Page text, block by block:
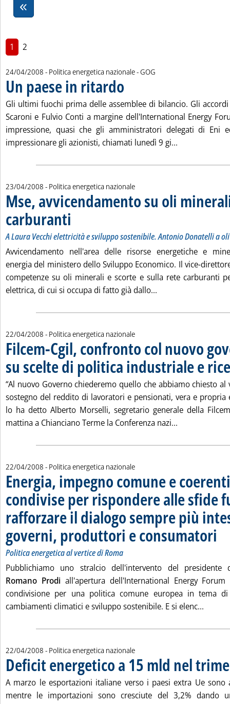
1 2
24/04/2008 - Politica energetica nazionale -di:
GOG
Un paese in ritardo
Gli ultimi fuochi prima delle assemblee di bilancio. Gli
Scaroni e Fulvio Conti a margine dell'International Energy
impressione, quasi che gli amministratori delegati di Eni
impressionare gli azionisti, chiamati lunedì 9 gi...
23/04/2008 - Politica energetica nazionale
Mse, avvicendamento su oli
carburanti
A Laura Vecchi elettricità e sviluppo sostenibile. Antonio Donatelli a
Avvicendamento nell'area delle risorse energetiche e
energia del ministero dello Sviluppo Economico. Il vice-
competenze su oli minerali e scorte e sulla rete carburanti
elettrica, di cui si occupa di fatto già dallo...
22/04/2008 - Politica energetica nazionale
Filcem-Cgil, confronto col nuovo
su scelte di politica industriale e
. Pubblicata martedì 22 aprile 2008 alle 17.11.
“Al nuovo Governo chiederemo quello che abbiamo chiesto al
sostegno del reddito di lavoratori e pensionati, vera e propria
lo ha detto Alberto Morselli, segretario generale della
mattina a Chianciano Terme la Conferenza nazi...
22/04/2008 - Politica energetica nazionale
Energia, impegno comune e
condivise per rispondere alle sfide
rafforzare il dialogo sempre più
governi, produttori e consumatori
Politica energetica al vertice di Roma
Pubblichiamo uno stralcio dell'intervento del presidente
Romano Prodi all'apertura dell'International Energy
condivisione per una politica comune europea in tema di
cambiamenti climatici e sviluppo sostenibile. E si elenc...
22/04/2008 - Politica energetica nazionale
Deficit energetico a 15 mld nel
A marzo le esportazioni italiane verso i paesi extra Ue sono
mentre le importazioni sono cresciute del 3,2% dando